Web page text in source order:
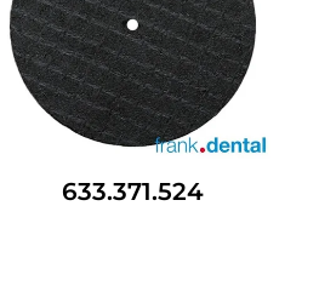
633.371.524